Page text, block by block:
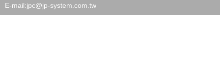
E-mail:jpc@jp-system.com.tw